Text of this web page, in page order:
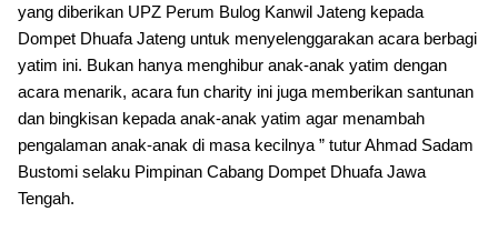
yang diberikan UPZ Perum Bulog Kanwil Jateng kepada
Dompet Dhuafa Jateng untuk menyelenggarakan acara berbagi
yatim ini. Bukan hanya menghibur anak-anak yatim dengan
acara menarik, acara fun charity ini juga memberikan santunan
dan bingkisan kepada anak-anak yatim agar menambah
pengalaman anak-anak di masa kecilnya ” tutur Ahmad Sadam
Bustomi selaku Pimpinan Cabang Dompet Dhuafa Jawa
Tengah.